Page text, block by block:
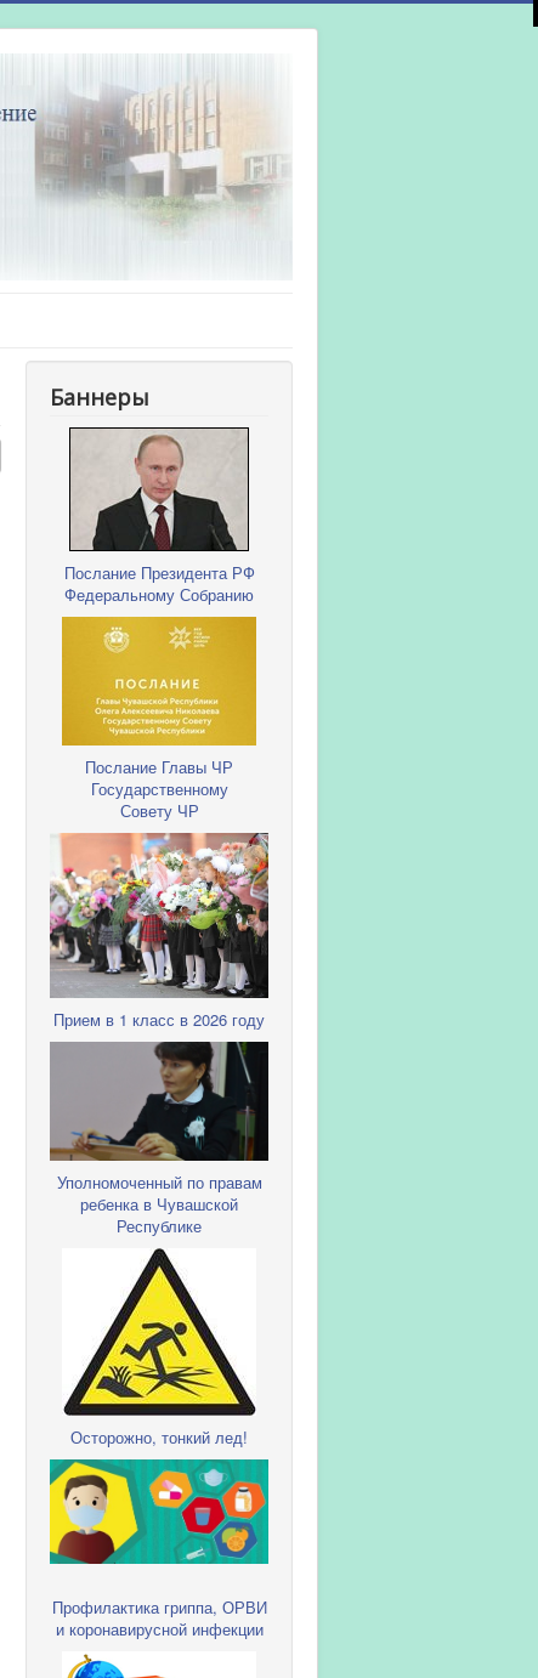
Баннеры
Послание Президента РФ
Федеральному Собранию
Послание Главы ЧР
Государственному
Совету ЧР
Прием в 1 класс в 2026 году
Уполномоченный по правам
ребенка в Чувашской
Республике
Осторожно, тонкий лед!
Профилактика гриппа, ОРВИ
и коронавирусной инфекции